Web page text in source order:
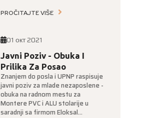
PROČITAJTE VIŠE
01 окт 2021
Javni Poziv - Obuka I
Prilika Za Posao
Znanjem do posla i UPNP raspisuje
javni poziv za mlade nezaposlene -
obuka na radnom mestu za
Montere PVC i ALU stolarije u
saradnji sa firmom Eloksal...